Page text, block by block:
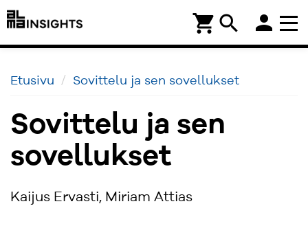
search
shopping_cart person
Etusivu Sovittelu ja sen sovellukset
Sovittelu ja sen
sovellukset
Kaijus Ervasti, Miriam Attias